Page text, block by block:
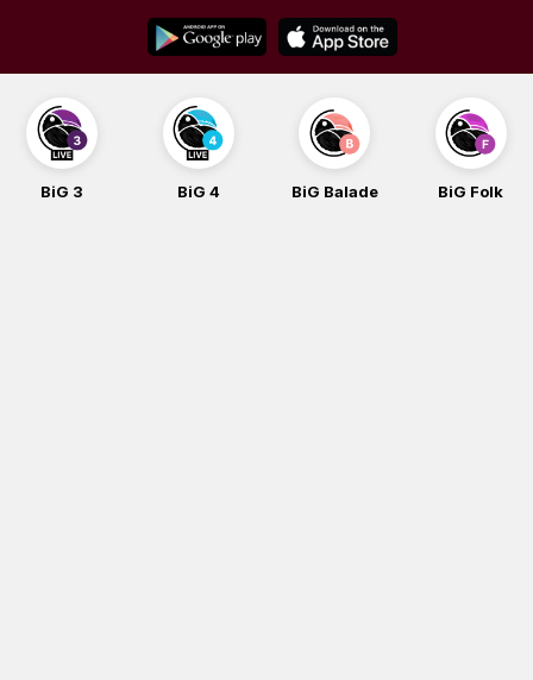
content
BiG 3 BiG 4 BiG Balade BiG Folk